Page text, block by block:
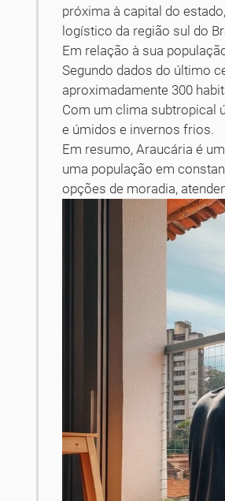
próxima à capital do
logístico da região sul do
Em relação à sua
Segundo dados do último
aproximadamente 300
Com um clima subtropical
e úmidos e invernos frios.
Em resumo, Araucária é
uma população em
opções de moradia,